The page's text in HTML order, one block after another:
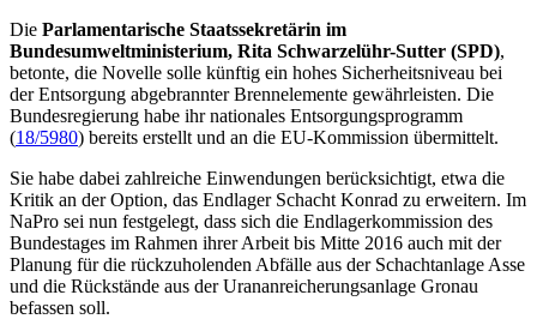
Die Parlamentarische Staatssekretärin im
Bundesumweltministerium, Rita Schwarzelühr-Sutter (SPD),
betonte, die Novelle solle künftig ein hohes Sicherheitsniveau bei
der Entsorgung abgebrannter Brennelemente gewährleisten. Die
Bundesregierung habe ihr nationales Entsorgungsprogramm
(18/5980) bereits erstellt und an die EU-Kommission übermittelt.
Sie habe dabei zahlreiche Einwendungen berücksichtigt, etwa die
Kritik an der Option, das Endlager Schacht Konrad zu erweitern. Im
NaPro sei nun festgelegt, dass sich die Endlagerkommission des
Bundestages im Rahmen ihrer Arbeit bis Mitte 2016 auch mit der
Planung für die rückzuholenden Abfälle aus der Schachtanlage Asse
und die Rückstände aus der Urananreicherungsanlage Gronau
befassen soll.